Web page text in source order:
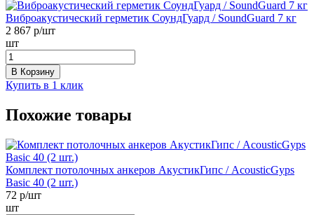
Виброакустический герметик СоундГуард / SoundGuard 7 кг
2 867 р/шт
шт
В Корзину
Купить в 1 клик
Похожие товары
Комплект потолочных анкеров АкустикГипс / AcousticGyps
Basic 40 (2 шт.)
72 р/шт
шт